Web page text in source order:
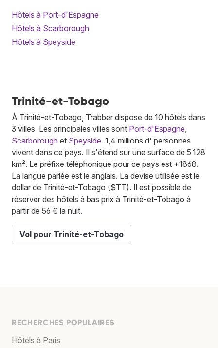
Hôtels à Port-d'Espagne
Hôtels à Scarborough
Hôtels à Speyside
Trinité-et-Tobago
À Trinité-et-Tobago, Trabber dispose de 10 hôtels dans
3 villes. Les principales villes sont Port-d'Espagne
Scarborough et Speyside. 1,4 millions d' personnes
vivent dans ce pays. Il s'étend sur une surface de 5 128
km². Le préfixe téléphonique pour ce pays est +1868.
La langue parlée est le anglais. La devise utilisée est le
dollar de Trinité-et-Tobago ($TT). Il est possible de
réserver des hôtels à bas prix à Trinité-et-Tobago à
partir de 56 € la nuit.
Vol pour Trinité-et-Tobago
RECHERCHES POPULAIRES
Hôtels à Paris